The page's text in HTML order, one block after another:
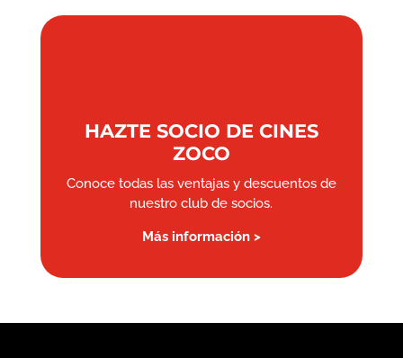
HAZTE SOCIO DE CINES
ZOCO
Conoce todas las ventajas y descuentos de
nuestro club de socios.
Más información >